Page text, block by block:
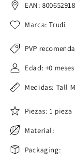
EAN:
Marca: Trudi
PVP
Edad: +0 meses
Medidas: Tall
Piezas: 1 pieza
Material:
Packaging: